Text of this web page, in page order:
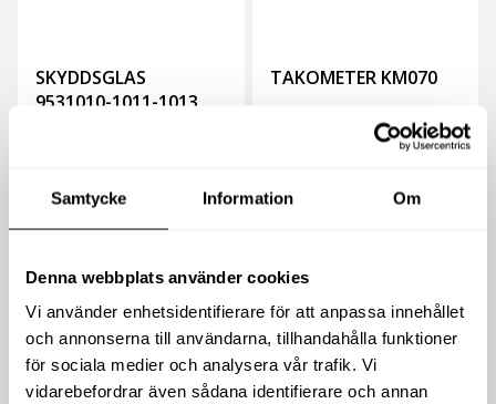
Samtycke Information Om
Denna webbplats använder cookies
Vi använder enhetsidentifierare för att anpassa innehållet
och annonserna till användarna, tillhandahålla funktioner
för sociala medier och analysera vår trafik. Vi
vidarebefordrar även sådana identifierare och annan
SKYDDSGLAS
9531010-1011-1013
125 inkl moms)
TAKOMETER KM070
( inkl moms)